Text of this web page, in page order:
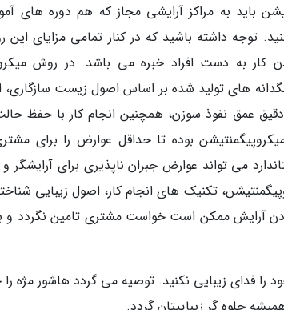
باید به مراکز آرایشی مجاز که هم دوره های
کنید. توجه داشته باشید که در کنار تمامی مزایای
کار به دست افراد خبره می باشد. در روش
های تولید شده بر اساس اصول زیست
عمق نفوذ سوزن، همچنین انجام کار با حفظ
بوده تا حداقل عوارض را برای
می تواند عوارض جبران ناپذیری برای
تکنیک های انجام کار، اصول زیبایی
آرایش ممکن است خواست مشتری تامین نگردد و
را فدای زیبایی نکنید. توصیه می گردد هاشور مژه